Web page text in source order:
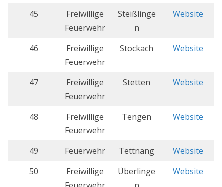
45
Freiwillige
Feuerwehr
Steißlinge
n
Website
46
Freiwillige
Feuerwehr
Stockach Website
47
Freiwillige
Feuerwehr
Stetten Website
48
Freiwillige
Feuerwehr
Tengen Website
49 Feuerwehr Tettnang
Website
50
Freiwillige
Überlinge
Website